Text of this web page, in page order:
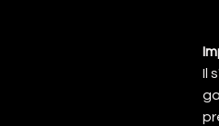
Il